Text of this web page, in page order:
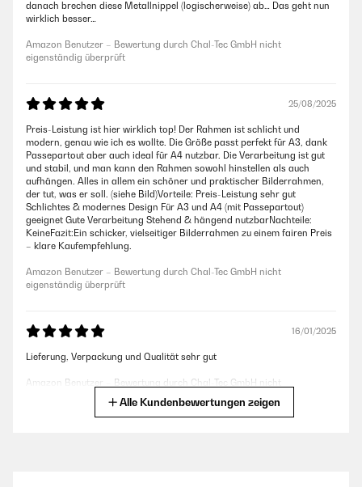
danach brechen diese Metallnippel (logischerweise) ab… Das geht nun
wirklich besser…
Amazon Benutzer – Bewertung durch Chal-Tec GmbH nicht
eigenständig überprüft
25/08/2025
Preis-Leistung ist hier wirklich top! Der Rahmen ist schlicht und
modern, genau wie ich es wollte. Die Größe passt perfekt für A3, dank
Passepartout aber auch ideal für A4 nutzbar. Die Verarbeitung ist gut
und stabil, und man kann den Rahmen sowohl hinstellen als auch
aufhängen. Alles in allem ein schöner und praktischer Bilderrahmen,
der tut, was er soll. (siehe Bild)Vorteile: Preis-Leistung sehr gut
Schlichtes & modernes Design Für A3 und A4 (mit Passepartout)
geeignet Gute Verarbeitung Stehend & hängend nutzbarNachteile:
KeineFazit:Ein schicker, vielseitiger Bilderrahmen zu einem fairen Preis
– klare Kaufempfehlung.
Amazon Benutzer – Bewertung durch Chal-Tec GmbH nicht
eigenständig überprüft
16/01/2025
Lieferung, Verpackung und Qualität sehr gut
Amazon Benutzer – Bewertung durch Chal-Tec GmbH nicht
eigenständig überprüftAlle Kundenbewertungen zeigen